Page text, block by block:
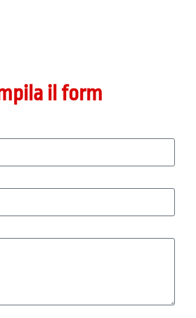
il form